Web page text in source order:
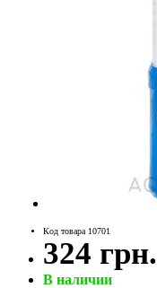
Код товара 10701
324 грн.
В наличии